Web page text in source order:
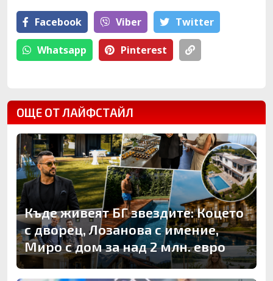
Facebook Viber Тwitter
Whatsapp Pinterest
ОЩЕ ОТ ЛАЙФСТАЙЛ
Къде живеят БГ звездите: Коцето
с дворец, Лозанова с имение,
Миро с дом за над 2 млн. евро